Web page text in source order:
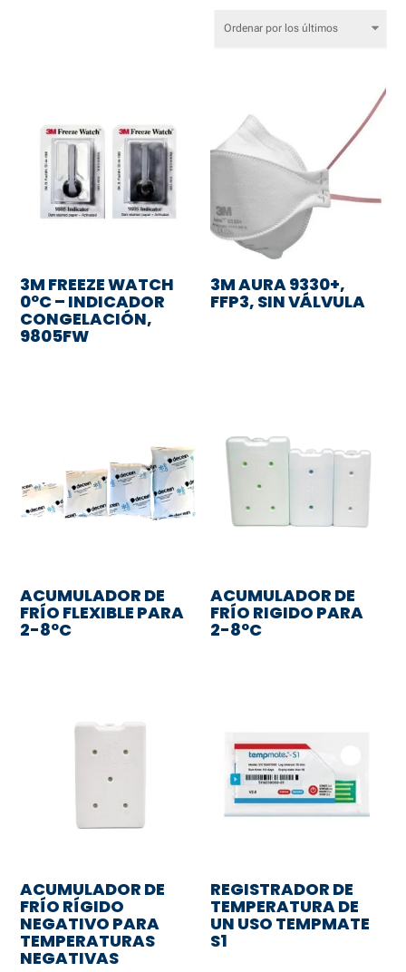
últimos
3M FREEZE WATCH
0ºC – INDICADOR
CONGELACIÓN,
9805FW
3M AURA 9330+,
FFP3, SIN VÁLVULA
ACUMULADOR DE
FRÍO FLEXIBLE PARA
2-8ºC
ACUMULADOR DE
FRÍO RIGIDO PARA
2-8ºC
ACUMULADOR DE
FRÍO RÍGIDO
NEGATIVO PARA
TEMPERATURAS
NEGATIVAS
REGISTRADOR DE
TEMPERATURA DE
UN USO TEMPMATE
S1